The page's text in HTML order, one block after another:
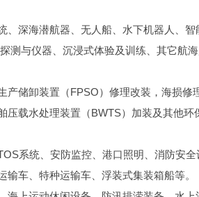
深海潜航器、无人船、水下机器人、
测与仪器、沉浸式体验及训练、其它航
储卸装置（FPSO）修理改装，海损修
载水处理装置（BWTS）加装及其他
系统、安防监控、港口照明、消防安
车、特种运输车、浮装式集装箱船等。